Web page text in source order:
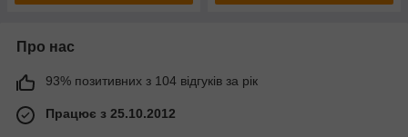
Про нас
93% позитивних з 104 відгуків за рік
Працює з 25.10.2012